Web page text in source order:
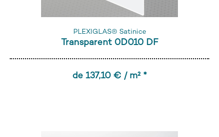
PLEXIGLAS® Satinice
Transparent 0D010 DF
de 137,10 € / m² *